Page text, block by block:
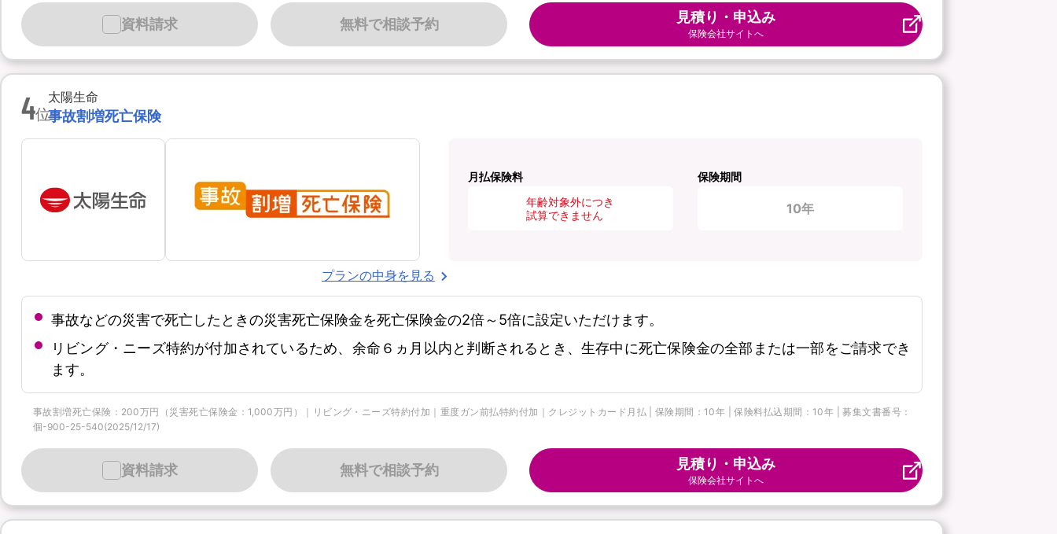
無料で相談予約
資料請求 見積り・申込み
保険会社サイトへ
4位
太陽生命
事故割増死亡保険
月払保険料
年齢対象外につき
試算できません
保険期間
10年
プランの中身を見る
事故などの災害で死亡したときの災害死亡保険金を死亡保険金の2倍～5倍に設定いただけます。
リビング・ニーズ特約が付加されているため、余命６ヵ月以内と判断されるとき、生存中に死亡保険金の全部または一部をご請求でき
ます。
事故割増死亡保険：200万円（災害死亡保険金：1,000万円）｜リビング・ニーズ特約付加｜重度ガン前払特約付加｜クレジットカード月払 | 保険期間：10年 | 保険料払込期間：10年 | 募集文書番号：
個-900-25-540(2025/12/17)
無料で相談予約
資料請求 見積り・申込み
保険会社サイトへ